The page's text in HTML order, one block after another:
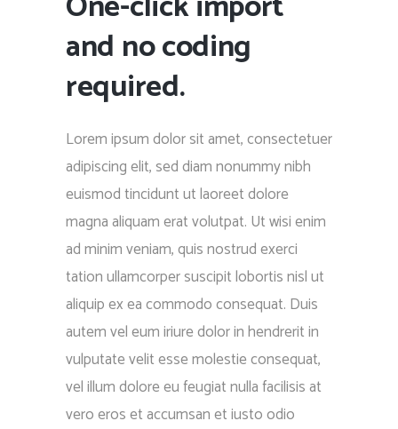
and no coding
required.
Lorem ipsum dolor sit amet, consectetuer
adipiscing elit, sed diam nonummy nibh
euismod tincidunt ut laoreet dolore
magna aliquam erat volutpat. Ut wisi enim
ad minim veniam, quis nostrud exerci
tation ullamcorper suscipit lobortis nisl ut
aliquip ex ea commodo consequat. Duis
autem vel eum iriure dolor in hendrerit in
vulputate velit esse molestie consequat,
vel illum dolore eu feugiat nulla facilisis at
vero eros et accumsan et iusto odio